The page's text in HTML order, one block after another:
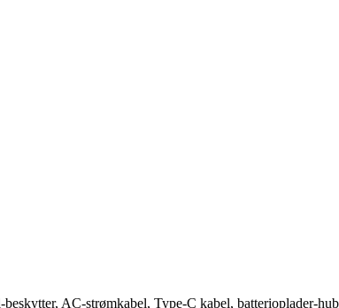
AC-strømkabel, Type-C kabel, batterioplader-